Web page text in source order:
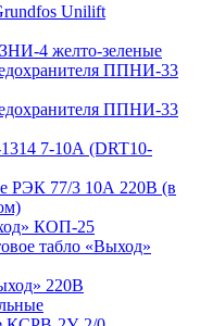
Unilift
4 желто-зеленые
ППНИ-33
ППНИ-33
7-10А (DRT10-
РЭК 77/3 10А 220В (в
КОП-25
табло «Выход»
220В